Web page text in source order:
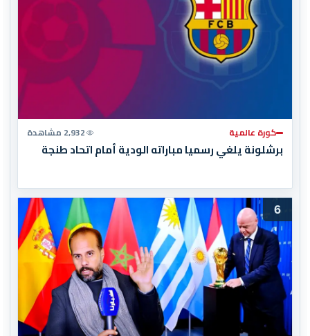
كورة عالمية 2,932 مشاهدة
برشلونة يلغي رسميا مباراته الودية أمام اتحاد طنجة
6